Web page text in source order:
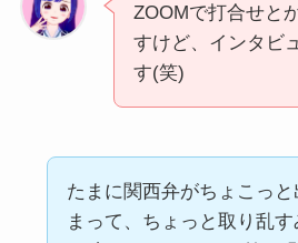
ZOOMで打合せと
すけど、インタビ
す(笑)
たまに関西弁がちょこっと
まって、ちょっと取り乱す